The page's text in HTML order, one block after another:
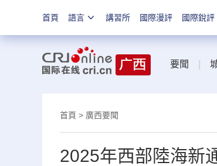
首頁 語言 講習所 國際漫評 國際銳評
要聞
首頁 > 廣西要聞
2025年西部陸海新